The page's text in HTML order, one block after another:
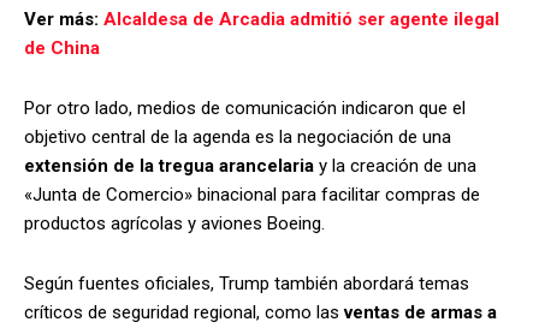
Ver más: Alcaldesa de Arcadia admitió ser agente ilegal
de China
Por otro lado, medios de comunicación indicaron que el
objetivo central de la agenda es la negociación de una
extensión de la tregua arancelaria y la creación de una
«Junta de Comercio» binacional para facilitar compras de
productos agrícolas y aviones Boeing.
Según fuentes oficiales, Trump también abordará temas
críticos de seguridad regional, como lasventas de armas a